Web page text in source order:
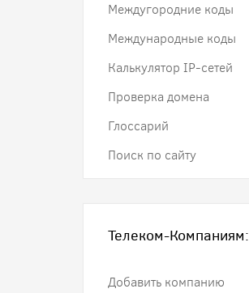
Междугородние коды
Международные коды
Калькулятор IP-сетей
Проверка домена
Глоссарий
Поиск по сайту
Телеком-Компаниям:
Добавить компанию